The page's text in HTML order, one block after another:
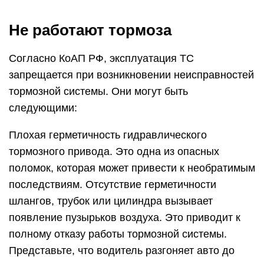
Не работают тормоза
Согласно КоАП РФ, эксплуатация ТС
запрещается при возникновении неисправностей
тормозной системы. Они могут быть
следующими:
Плохая герметичность гидравлического
тормозного привода. Это одна из опасных
поломок, которая может привести к необратимым
последствиям. Отсутствие герметичности
шлангов, трубок или цилиндра вызывает
появление пузырьков воздуха. Это приводит к
полному отказу работы тормозной системы.
Представьте, что водитель разгоняет авто до